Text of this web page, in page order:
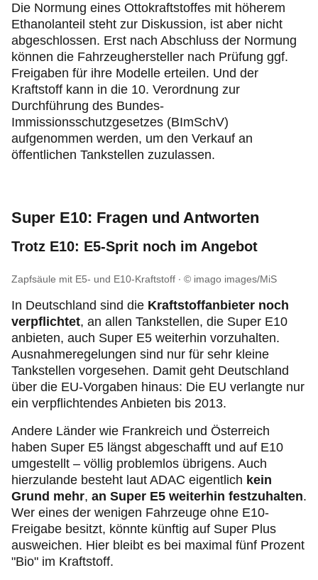
Die Normung eines Ottokraftstoffes mit höherem
Ethanolanteil steht zur Diskussion, ist aber nicht
abgeschlossen. Erst nach Abschluss der Normung
können die Fahrzeughersteller nach Prüfung ggf.
Freigaben für ihre Modelle erteilen. Und der
Kraftstoff kann in die 10. Verordnung zur
Durchführung des Bundes-
Immissionsschutzgesetzes (BImSchV)
aufgenommen werden, um den Verkauf an
öffentlichen Tankstellen zuzulassen.
Super E10: Fragen und Antworten
Trotz E10: E5-Sprit noch im Angebot
Zapfsäule mit E5- und E10-Kraftstoff © imago images/MiS
In Deutschland sind die Kraftstoffanbieter noch
verpflichtet, an allen Tankstellen, die Super E10
anbieten, auch Super E5 weiterhin vorzuhalten.
Ausnahmeregelungen sind nur für sehr kleine
Tankstellen vorgesehen. Damit geht Deutschland
über die EU-Vorgaben hinaus: Die EU verlangte nur
ein verpflichtendes Anbieten bis 2013.
Andere Länder wie Frankreich und Österreich
haben Super E5 längst abgeschafft und auf E10
umgestellt – völlig problemlos übrigens. Auch
hierzulande besteht laut ADAC eigentlich kein
Grund mehr, an Super E5 weiterhin festzuhalten.
Wer eines der wenigen Fahrzeuge ohne E10-
Freigabe besitzt, könnte künftig auf Super Plus
ausweichen. Hier bleibt es bei maximal fünf Prozent
"Bio" im Kraftstoff.